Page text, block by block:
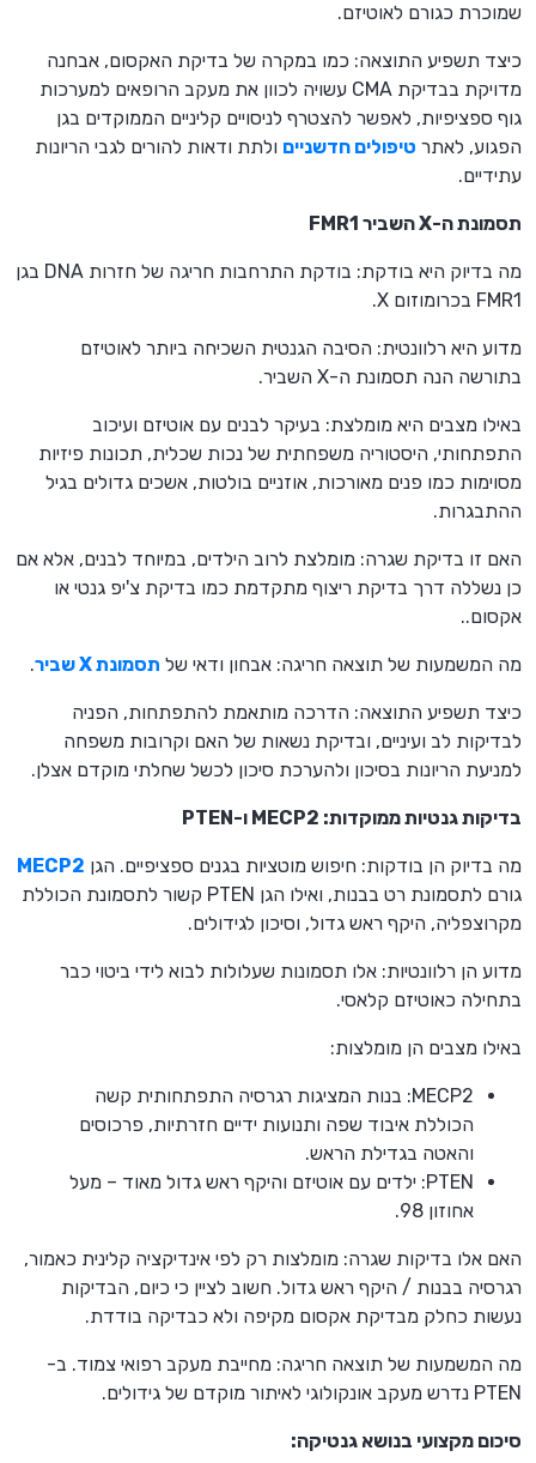
שמוכרת כגורם לאוטיזם.
כיצד תשפיע התוצאה: כמו במקרה של בדיקת האקסום, אבחנה
מדויקת בבדיקת CMA עשויה לכוון את מעקב הרופאים למערכות
גוף ספציפיות, לאפשר להצטרף לניסויים קליניים הממוקדים בגן
הפגוע, לאתר טיפולים חדשניים ולתת ודאות להורים לגבי הריונות
עתידיים.
תסמונת ה-X השביר FMR1
מה בדיוק היא בודקת: בודקת התרחבות חריגה של חזרות DNA בגן
FMR1 בכרומוזום X.
מדוע היא רלוונטית: הסיבה הגנטית השכיחה ביותר לאוטיזם
בתורשה הנה תסמונת ה-X השביר.
באילו מצבים היא מומלצת: בעיקר לבנים עם אוטיזם ועיכוב
התפתחותי, היסטוריה משפחתית של נכות שכלית, תכונות פיזיות
מסוימות כמו פנים מאורכות, אוזניים בולטות, אשכים גדולים בגיל
ההתבגרות.
האם זו בדיקת שגרה: מומלצת לרוב הילדים, במיוחד לבנים, אלא אם
כן נשללה דרך בדיקת ריצוף מתקדמת כמו בדיקת צ'יפ גנטי או
אקסום..
מה המשמעות של תוצאה חריגה: אבחון ודאי של תסמונת X שביר .
כיצד תשפיע התוצאה: הדרכה מותאמת להתפתחות, הפניה
לבדיקות לב ועיניים, ובדיקת נשאות של האם וקרובות משפחה
למניעת הריונות בסיכון ולהערכת סיכון לכשל שחלתי מוקדם אצלן.
בדיקות גנטיות ממוקדות: MECP2 ו-PTEN
מה בדיוק הן בודקות: חיפוש מוטציות בגנים ספציפיים. הגן MECP2
גורם לתסמונת רט בבנות, ואילו הגן PTEN קשור לתסמונת הכוללת
מקרוצפליה, היקף ראש גדול, וסיכון לגידולים.
מדוע הן רלוונטיות: אלו תסמונות שעלולות לבוא לידי ביטוי כבר
בתחילה כאוטיזם קלאסי.
באילו מצבים הן מומלצות:
MECP2: בנות המציגות רגרסיה התפתחותית קשה
הכוללת איבוד שפה ותנועות ידיים חזרתיות, פרכוסים
והאטה בגדילת הראש.
PTEN: ילדים עם אוטיזם והיקף ראש גדול מאוד – מעל
אחוזון 98.
האם אלו בדיקות שגרה: מומלצות רק לפי אינדיקציה קלינית כאמור,
רגרסיה בבנות / היקף ראש גדול. חשוב לציין כי כיום, הבדיקות
נעשות כחלק מבדיקת אקסום מקיפה ולא כבדיקה בודדת.
מה המשמעות של תוצאה חריגה: מחייבת מעקב רפואי צמוד. ב-
PTEN נדרש מעקב אונקולוגי לאיתור מוקדם של גידולים.
סיכום מקצועי בנושא גנטיקה: